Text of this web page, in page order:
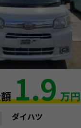
額1.9 万円
ダイハツ